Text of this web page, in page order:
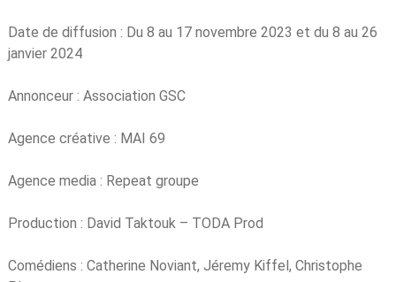
Date de diffusion : Du 8 au 17 novembre 2023 et du 8 au 26
janvier 2024
Annonceur : Association GSC
Agence créative : MAI 69
Agence media : Repeat groupe
Production : David Taktouk – TODA Prod
Comédiens : Catherine Noviant, Jéremy Kiffel, Christophe